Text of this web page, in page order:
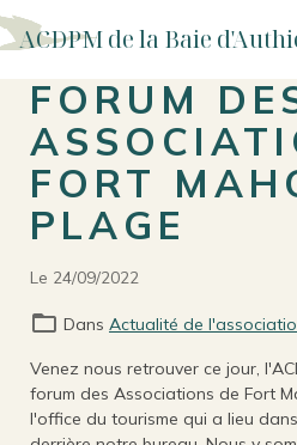
ACDPM de la Baie
FORUM
FORT
PLAGE
Le 24/09/2022
Dans Actualité de
Venez nous retrouver ce jour,
forum des Associations de Fort
l'office du tourisme qui a lieu